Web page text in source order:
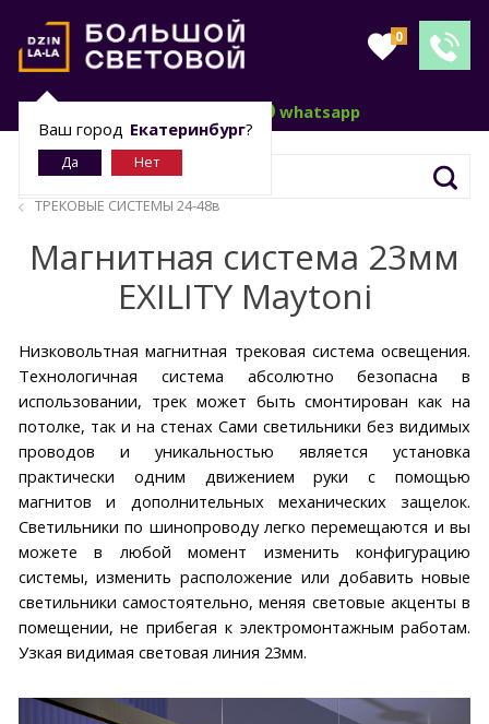
0
Ваш город Екатеринбург?
whatsapp
ТРЕКОВЫЕ СИСТЕМЫ 24-48в
Магнитная система 23мм
EXILITY Maytoni
Низковольтная магнитная трековая система освещения.
Технологичная система абсолютно безопасна в
использовании, трек может быть смонтирован как на
потолке, так и на стенах Сами светильники без видимых
проводов и уникальностью является установка
практически одним движением руки с помощью
магнитов и дополнительных механических защелок.
Светильники по шинопроводу легко перемещаются и вы
можете в любой момент изменить конфигурацию
системы, изменить расположение или добавить новые
светильники самостоятельно, меняя световые акценты в
помещении, не прибегая к электромонтажным работам.
Узкая видимая световая линия 23мм.